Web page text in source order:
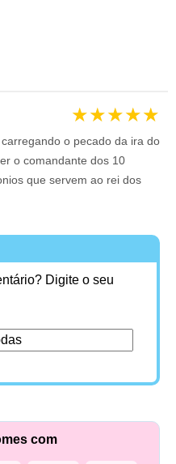
★★★★★
o pecado da ira do
o comandante dos 10
que servem ao rei dos
Digite o seu
com